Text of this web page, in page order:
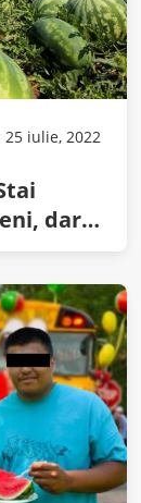
25 iulie, 2022
dar